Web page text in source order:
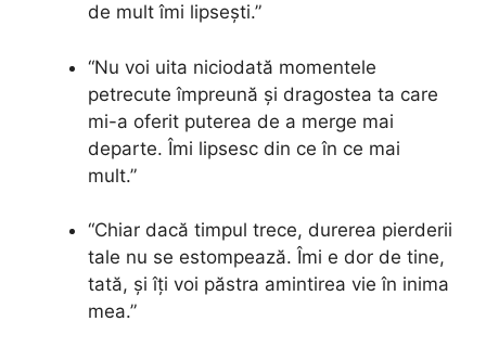
de mult îmi lipsești.”
“Nu voi uita niciodată momentele
petrecute împreună și dragostea ta care
mi-a oferit puterea de a merge mai
departe. Îmi lipsesc din ce în ce mai
mult.”
“Chiar dacă timpul trece, durerea pierderii
tale nu se estompează. Îmi e dor de tine,
tată, și îți voi păstra amintirea vie în inima
mea.”